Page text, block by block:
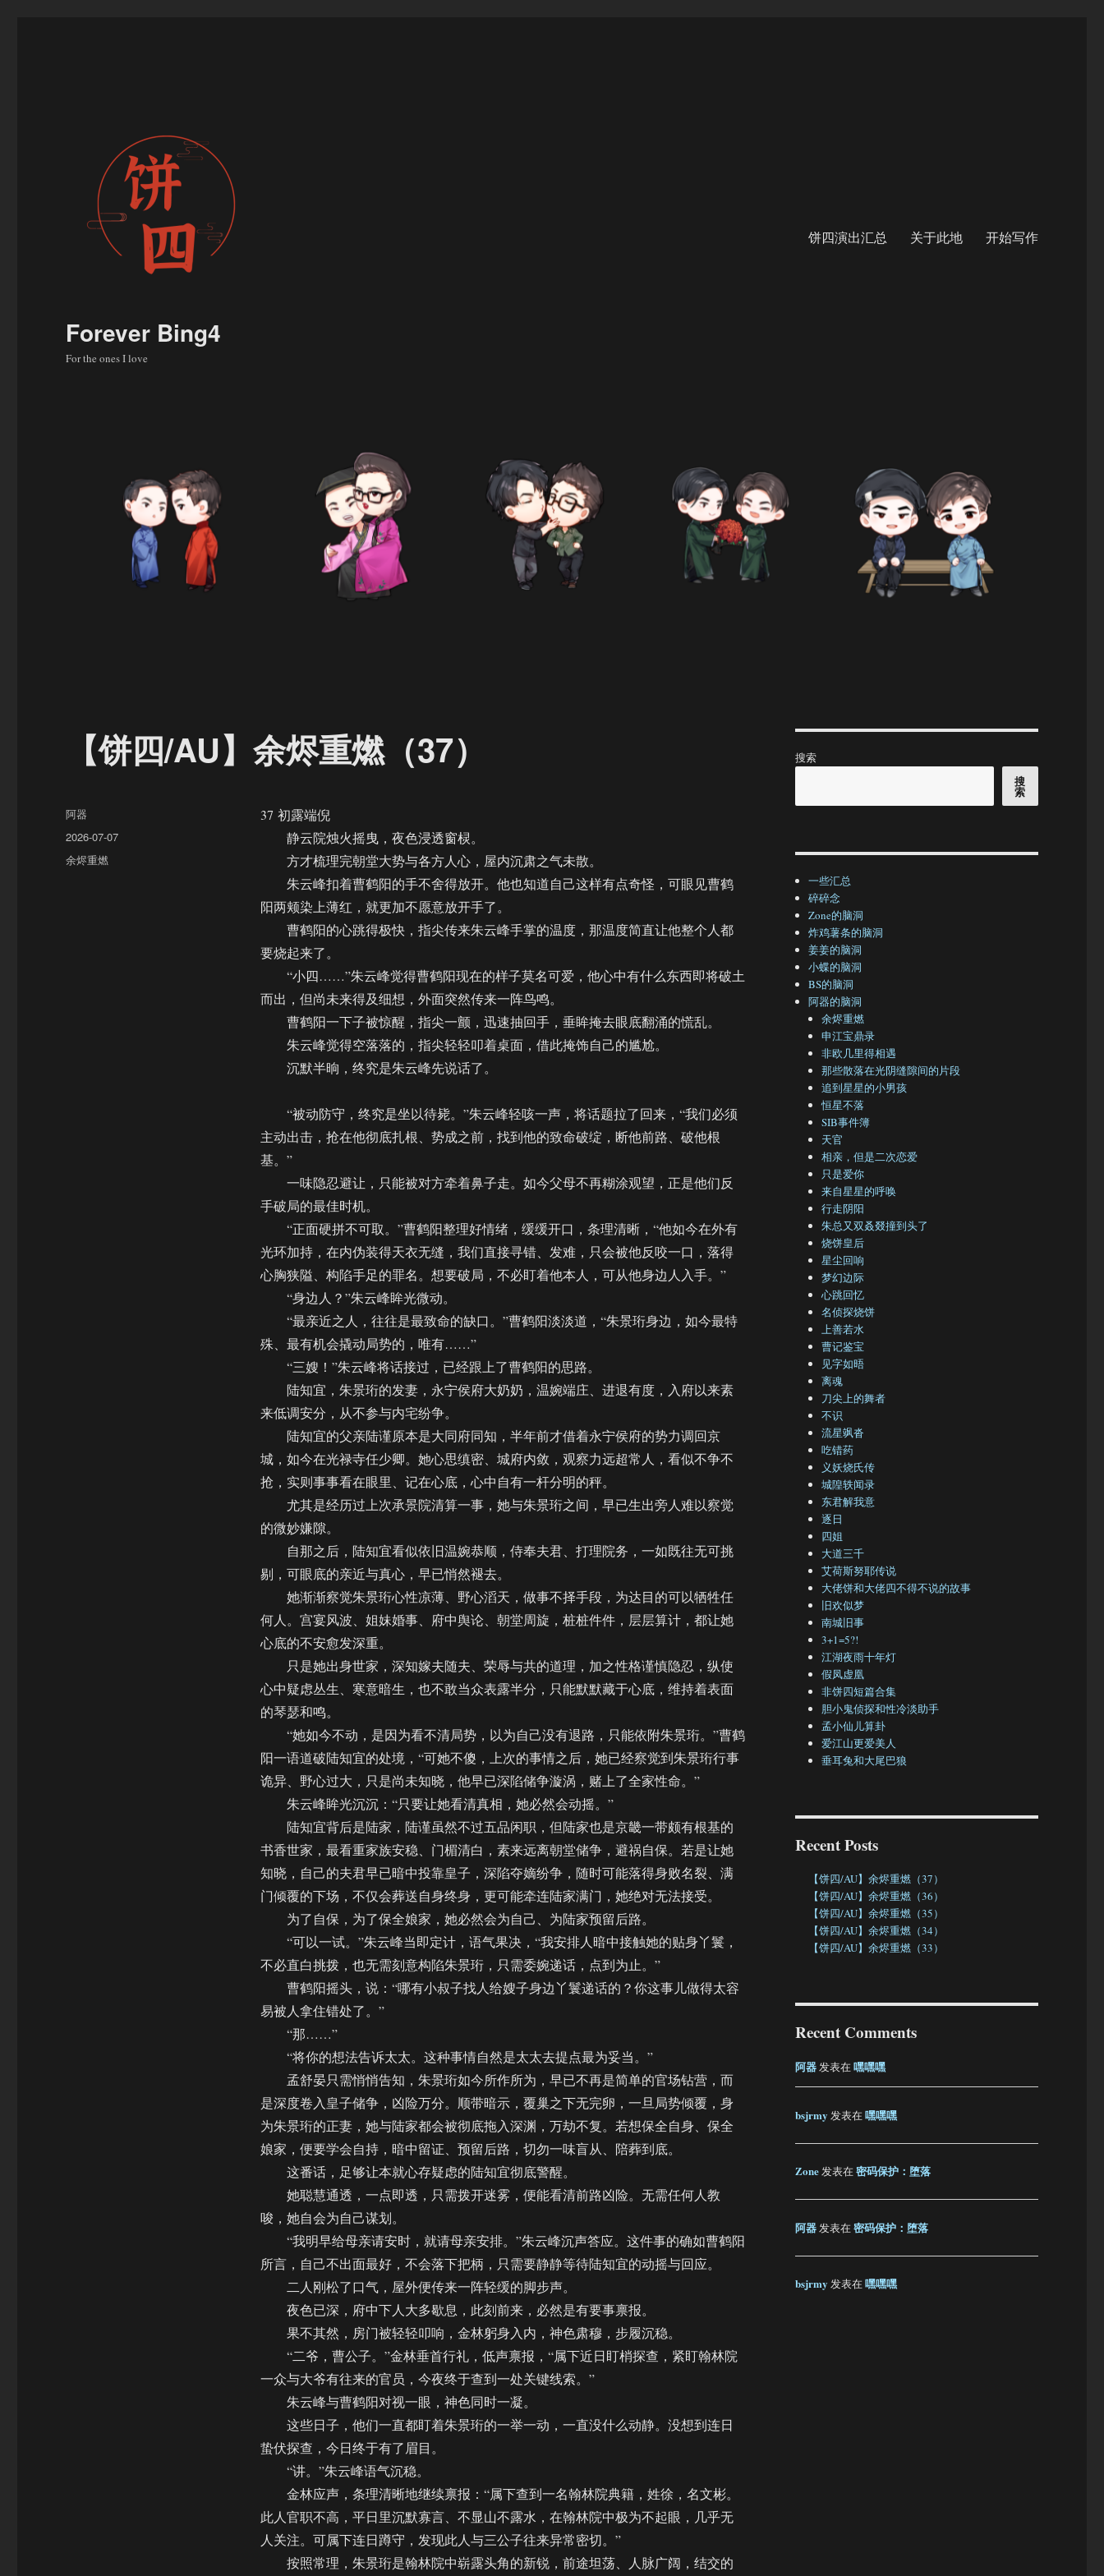
Forever Bing4
For the ones I love
饼四演出汇总 关于此地 开始写作
【饼四/AU】余烬重燃（37）
37 初露端倪
静云院烛火摇曳，夜色浸透窗棂。
方才梳理完朝堂大势与各方人心，屋内沉肃之气未散。
朱云峰扣着曹鹤阳的手不舍得放开。他也知道自己这样有点奇怪，可眼见曹鹤
阳两颊染上薄红，就更加不愿意放开手了。
曹鹤阳的心跳得极快，指尖传来朱云峰手掌的温度，那温度简直让他整个人都
要烧起来了。
“小四……”朱云峰觉得曹鹤阳现在的样子莫名可爱，他心中有什么东西即将破土
而出，但尚未来得及细想，外面突然传来一阵鸟鸣。
曹鹤阳一下子被惊醒，指尖一颤，迅速抽回手，垂眸掩去眼底翻涌的慌乱。
朱云峰觉得空落落的，指尖轻轻叩着桌面，借此掩饰自己的尴尬。
沉默半晌，终究是朱云峰先说话了。
“被动防守，终究是坐以待毙。”朱云峰轻咳一声，将话题拉了回来，“我们必须
主动出击，抢在他彻底扎根、势成之前，找到他的致命破绽，断他前路、破他根
基。”
一味隐忍避让，只能被对方牵着鼻子走。如今父母不再糊涂观望，正是他们反
手破局的最佳时机。
“正面硬拼不可取。”曹鹤阳整理好情绪，缓缓开口，条理清晰，“他如今在外有
光环加持，在内伪装得天衣无缝，我们直接寻错、发难，只会被他反咬一口，落得
心胸狭隘、构陷手足的罪名。想要破局，不必盯着他本人，可从他身边人入手。”
“身边人？”朱云峰眸光微动。
“最亲近之人，往往是最致命的缺口。”曹鹤阳淡淡道，“朱景珩身边，如今最特
殊、最有机会撬动局势的，唯有……”
“三嫂！”朱云峰将话接过，已经跟上了曹鹤阳的思路。
陆知宜，朱景珩的发妻，永宁侯府大奶奶，温婉端庄、进退有度，入府以来素
来低调安分，从不参与内宅纷争。
陆知宜的父亲陆谨原本是大同府同知，半年前才借着永宁侯府的势力调回京
城，如今在光禄寺任少卿。她心思缜密、城府内敛，观察力远超常人，看似不争不
抢，实则事事看在眼里、记在心底，心中自有一杆分明的秤。
尤其是经历过上次承景院清算一事，她与朱景珩之间，早已生出旁人难以察觉
的微妙嫌隙。
自那之后，陆知宜看似依旧温婉恭顺，侍奉夫君、打理院务，一如既往无可挑
剔，可眼底的亲近与真心，早已悄然褪去。
她渐渐察觉朱景珩心性凉薄、野心滔天，做事不择手段，为达目的可以牺牲任
何人。宫宴风波、姐妹婚事、府中舆论、朝堂周旋，桩桩件件，层层算计，都让她
心底的不安愈发深重。
只是她出身世家，深知嫁夫随夫、荣辱与共的道理，加之性格谨慎隐忍，纵使
心中疑虑丛生、寒意暗生，也不敢当众表露半分，只能默默藏于心底，维持着表面
的琴瑟和鸣。
“她如今不动，是因为看不清局势，以为自己没有退路，只能依附朱景珩。”曹鹤
阳一语道破陆知宜的处境，“可她不傻，上次的事情之后，她已经察觉到朱景珩行事
诡异、野心过大，只是尚未知晓，他早已深陷储争漩涡，赌上了全家性命。”
朱云峰眸光沉沉：“只要让她看清真相，她必然会动摇。”
陆知宜背后是陆家，陆谨虽然不过五品闲职，但陆家也是京畿一带颇有根基的
书香世家，最看重家族安稳、门楣清白，素来远离朝堂储争，避祸自保。若是让她
知晓，自己的夫君早已暗中投靠皇子，深陷夺嫡纷争，随时可能落得身败名裂、满
门倾覆的下场，不仅会葬送自身终身，更可能牵连陆家满门，她绝对无法接受。
为了自保，为了保全娘家，她必然会为自己、为陆家预留后路。
“可以一试。”朱云峰当即定计，语气果决，“我安排人暗中接触她的贴身丫鬟，
不必直白挑拨，也无需刻意构陷朱景珩，只需委婉递话，点到为止。”
曹鹤阳摇头，说：“哪有小叔子找人给嫂子身边丫鬟递话的？你这事儿做得太容
易被人拿住错处了。”
“那……”
“将你的想法告诉太太。这种事情自然是太太去提点最为妥当。”
孟舒晏只需悄悄告知，朱景珩如今所作所为，早已不再是简单的官场钻营，而
是深度卷入皇子储争，凶险万分。顺带暗示，覆巢之下无完卵，一旦局势倾覆，身
为朱景珩的正妻，她与陆家都会被彻底拖入深渊，万劫不复。若想保全自身、保全
娘家，便要学会自持，暗中留证、预留后路，切勿一味盲从、陪葬到底。
这番话，足够让本就心存疑虑的陆知宜彻底警醒。
她聪慧通透，一点即透，只需拨开迷雾，便能看清前路凶险。无需任何人教
唆，她自会为自己谋划。
“我明早给母亲请安时，就请母亲安排。”朱云峰沉声答应。这件事的确如曹鹤阳
所言，自己不出面最好，不会落下把柄，只需要静静等待陆知宜的动摇与回应。
二人刚松了口气，屋外便传来一阵轻缓的脚步声。
夜色已深，府中下人大多歇息，此刻前来，必然是有要事禀报。
果不其然，房门被轻轻叩响，金林躬身入内，神色肃穆，步履沉稳。
“二爷，曹公子。”金林垂首行礼，低声禀报，“属下近日盯梢探查，紧盯翰林院
一众与大爷有往来的官员，今夜终于查到一处关键线索。”
朱云峰与曹鹤阳对视一眼，神色同时一凝。
这些日子，他们一直都盯着朱景珩的一举一动，一直没什么动静。没想到连日
蛰伏探查，今日终于有了眉目。
“讲。”朱云峰语气沉稳。
金林应声，条理清晰地继续禀报：“属下查到一名翰林院典籍，姓徐，名文彬。
此人官职不高，平日里沉默寡言、不显山不露水，在翰林院中极为不起眼，几乎无
人关注。可属下连日蹲守，发现此人与三公子往来异常密切。”
按照常理，朱景珩是翰林院中崭露头角的新锐，前途坦荡、人脉广阔，结交的
作
者
阿器
发
布
于
2026-07-07
分
余烬重燃
搜索
搜
索
一些汇总
碎碎念
Zone的脑洞
炸鸡薯条的脑洞
姜姜的脑洞
小蝶的脑洞
BS的脑洞
阿器的脑洞
余烬重燃
申江宝鼎录
非欧几里得相遇
那些散落在光阴缝隙间的片段
追到星星的小男孩
恒星不落
SIB事件簿
天官
相亲，但是二次恋爱
只是爱你
来自星星的呼唤
行走阴阳
朱总又双叒叕撞到头了
烧饼皇后
星尘回响
梦幻边际
心跳回忆
名侦探烧饼
上善若水
曹记鉴宝
见字如晤
离魂
刀尖上的舞者
不识
流星飒沓
吃错药
义妖烧氏传
城隍轶闻录
东君解我意
逐日
四姐
大道三千
艾荷斯努耶传说
大佬饼和大佬四不得不说的故事
旧欢似梦
南城旧事
3+1=5?!
江湖夜雨十年灯
假凤虚凰
非饼四短篇合集
胆小鬼侦探和性冷淡助手
孟小仙儿算卦
爱江山更爱美人
垂耳兔和大尾巴狼
Recent Posts
【饼四/AU】余烬重燃（37）
【饼四/AU】余烬重燃（36）
【饼四/AU】余烬重燃（35）
【饼四/AU】余烬重燃（34）
【饼四/AU】余烬重燃（33）
Recent Comments
阿器发表在嘿嘿嘿
bsjrmy 发表在嘿嘿嘿
Zone发表在密码保护：堕落
阿器发表在密码保护：堕落
bsjrmy 发表在嘿嘿嘿